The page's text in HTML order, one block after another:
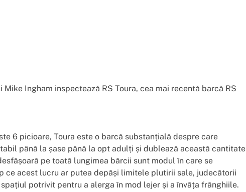
Ingham inspectează RS Toura, cea mai recentă barcă RS
6 picioare, Toura este o barcă substanțială despre care
până la șase până la opt adulți și dublează această cantitate
pe toată lungimea bărcii sunt modul în care se
ce acest lucru ar putea depăși limitele plutirii sale, judecătorii
potrivit pentru a alerga în mod lejer și a învăța frânghiile.